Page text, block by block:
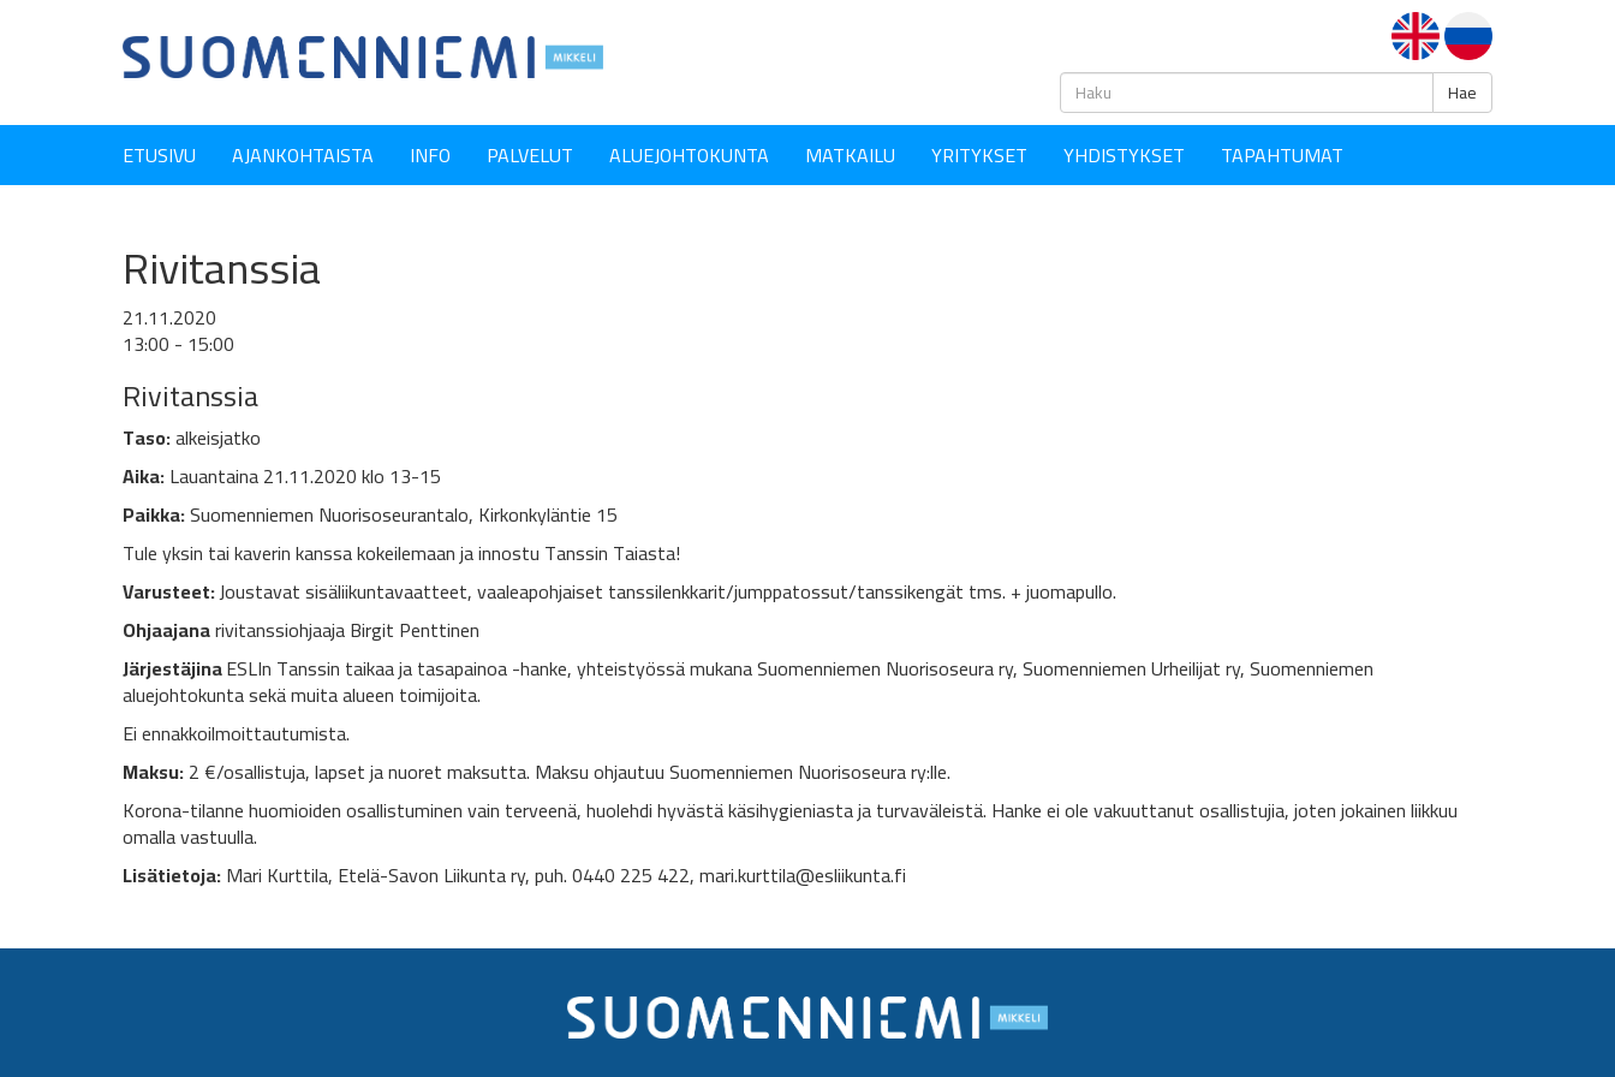
Haku
Hae
ETUSIVU AJANKOHTAISTA INFO PALVELUT ALUEJOHTOKUNTA MATKAILU YRITYKSET YHDISTYKSET TAPAHTUMAT
Rivitanssia
21.11.2020
13:00 - 15:00
Rivitanssia
Taso:alkeisjatko
Aika:Lauantaina 21.11.2020 klo 13-15
Paikka:Suomenniemen Nuorisoseurantalo, Kirkonkyläntie 15
Tule yksin tai kaverin kanssa kokeilemaan ja innostu Tanssin Taiasta!
Varusteet:Joustavat sisäliikuntavaatteet, vaaleapohjaiset tanssilenkkarit/jumppatossut/tanssikengät tms. + juomapullo.
Ohjaajanarivitanssiohjaaja Birgit Penttinen
JärjestäjinaESLIn Tanssin taikaa ja tasapainoa -hanke, yhteistyössä mukana Suomenniemen Nuorisoseura ry, Suomenniemen Urheilijat ry, Suomenniemen
aluejohtokunta sekä muita alueen toimijoita.
Ei ennakkoilmoittautumista.
Maksu:2 €/osallistuja, lapset ja nuoret maksutta. Maksu ohjautuu Suomenniemen Nuorisoseura ry:lle.
Korona-tilanne huomioiden osallistuminen vain terveenä, huolehdi hyvästä käsihygieniasta ja turvaväleistä. Hanke ei ole vakuuttanut osallistujia, joten jokainen liikkuu
omalla vastuulla.
Lisätietoja:Mari Kurttila, Etelä-Savon Liikunta ry, puh. 0440 225 422, mari.kurttila@esliikunta.fi